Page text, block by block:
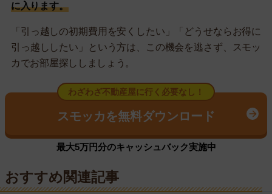
に入ります。
「引っ越しの初期費用を安くしたい」「どうせならお得に
引っ越ししたい」という方は、この機会を逃さず、スモッ
カでお部屋探ししましょう。
わざわざ不動産屋に行く必要なし！
スモッカを無料ダウンロード
最大5万円分のキャッシュバック実施中
おすすめ関連記事